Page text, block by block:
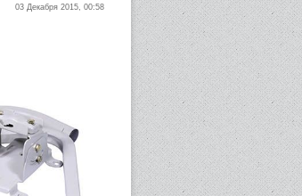
03 Декабря 2015, 00:58